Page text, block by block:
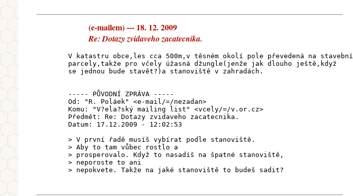
(e-mailem) --- 18. 12. 2009
Re: Dotazy zvidaveho zacatecnika.
V katastru obce,les cca 500m,v těsném okolí pole převedená na stavební
parcely,takže pro včely úžasná džungle(jenže jak dlouho ještě,když
se jednou bude stavět?)a stanoviště v zahradách.
----- PŮVODNÍ ZPRÁVA -----
Od: "R. Poláek" <e-mail/=/nezadan>
Komu: "V?ela?ský mailing list" <vcely/=/v.or.cz>
Předmět: Re: Dotazy zvidaveho zacatecnika.
Datum: 17.12.2009 - 12:02:53
> V první řadě musíš vybírat podle stanoviště.
> Aby to tam vůbec rostlo a
> prosperovalo. Když to nasadíš na špatné stanoviště,
> neporoste to ani
> nepokvete. Takže na jaké stanoviště to budeš sadit?